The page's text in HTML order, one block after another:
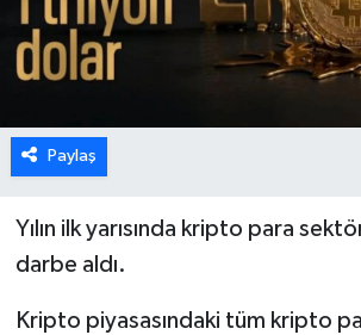
Paylaş
Yılın ilk yarısında kripto para
darbe aldı.
Kripto piyasasındaki tüm kripto